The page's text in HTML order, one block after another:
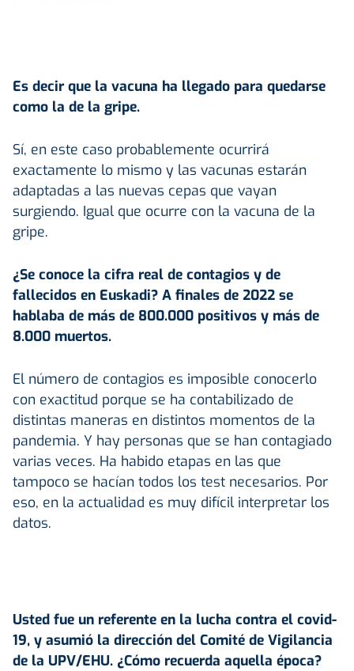
Es decir que la vacuna ha llegado para quedarse
como la de la gripe.
Sí, en este caso probablemente ocurrirá
exactamente lo mismo y las vacunas estarán
adaptadas a las nuevas cepas que vayan
surgiendo. Igual que ocurre con la vacuna de la
gripe.
¿Se conoce la cifra real de contagios y de
fallecidos en Euskadi? A finales de 2022 se
hablaba de más de 800.000 positivos y más de
8.000 muertos.
El número de contagios es imposible conocerlo
con exactitud porque se ha contabilizado de
distintas maneras en distintos momentos de la
pandemia. Y hay personas que se han contagiado
varias veces. Ha habido etapas en las que
tampoco se hacían todos los test necesarios. Por
eso, en la actualidad es muy difícil interpretar los
datos.
Usted fue un referente en la lucha contra el covid-
19, y asumió la dirección del Comité de Vigilancia
de la UPV/EHU. ¿Cómo recuerda aquella época?